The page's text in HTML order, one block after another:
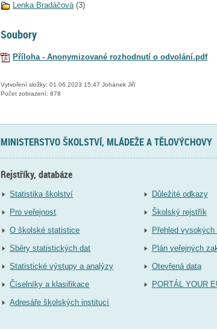
Lenka Bradáčová (3)
Soubory
Příloha - Anonymizované rozhodnutí o odvolání.pdf
Vytvoření složky: 01.06.2023 15:47 Johánek Jiří
Počet zobrazení: 878
MINISTERSTVO ŠKOLSTVÍ, MLÁDEŽE A TĚLOVÝCHOVY
Rejstříky, databáze
Statistika školství
Pro veřejnost
O školské statistice
Sběry statistických dat
Statistické výstupy a analýzy
Číselníky a klasifikace
Adresáře školských institucí
Důležité odkazy
Školský rejstřík
Přehled vysokých
Plán veřejných
Otevřená data
PORTÁL YOUR